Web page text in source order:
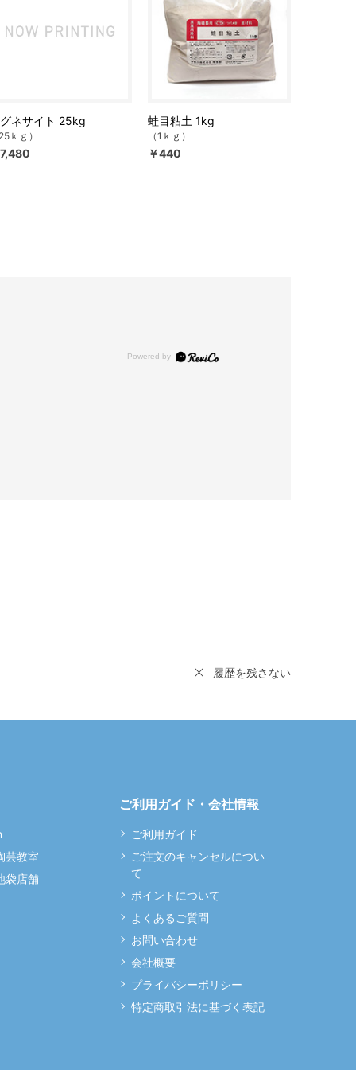
ネサイト 25kg
ｋｇ）
蛙目粘土 1kg
（1ｋｇ）
￥440
履歴を残さない
芸教室
袋店舗
ご利用ガイド・会社情報
ご利用ガイド
ご注文のキャンセルについ
て
ポイントについて
よくあるご質問
お問い合わせ
会社概要
プライバシーポリシー
特定商取引法に基づく表記